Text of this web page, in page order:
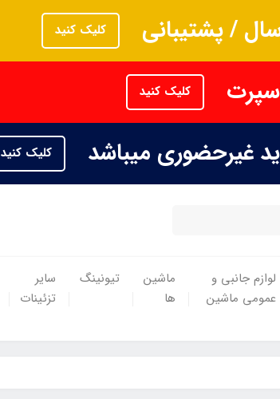
/ پشتیبانی کلیک کنید
کلیک کنید
غیرحضوری میباشد کلیک کنید
لوازم جانبی و
عمومی ماشین
ماشین
ها
تیونینگ
سایر
تزئینات